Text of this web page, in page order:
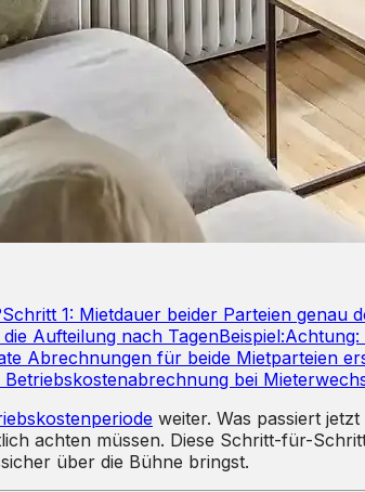
Schritt 1: Mietdauer beider Parteien genau
Aufteilung nach TagenBeispiel:Achtung:
Abrechnungen für beide Mietparteien
bei
weiter. Was passiert
achten müssen. Diese Schritt-für-
über die Bühne bringst.